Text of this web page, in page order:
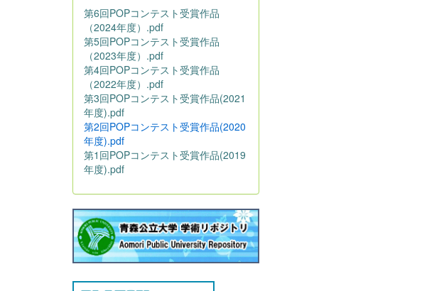
第6回POPコンテスト受賞作品
（2024年度）.pdf
第5回POPコンテスト受賞作品
（2023年度）.pdf
第4回POPコンテスト受賞作品
（2022年度）.pdf
第3回POPコンテスト受賞作品(2021
年度).pdf
第2回POPコンテスト受賞作品(2020
年度).pdf
第1回POPコンテスト受賞作品(2019
年度).pdf